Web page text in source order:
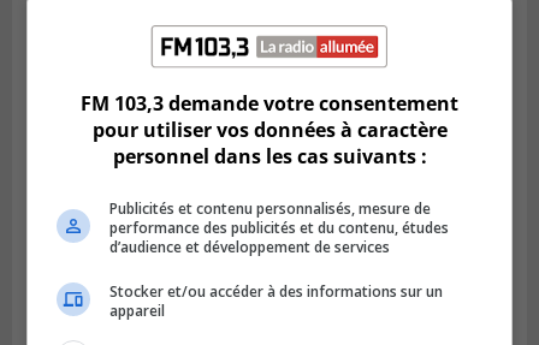
La police enquête sur une noyade à Saint-
FM 103,3 demande votre consentement
pour utiliser vos données à caractère
personnel dans les cas suivants :
Publicités et contenu personnalisés, mesure de
performance des publicités et du contenu, études
d’audience et développement de services
Stocker et/ou accéder à des informations sur un
appareil